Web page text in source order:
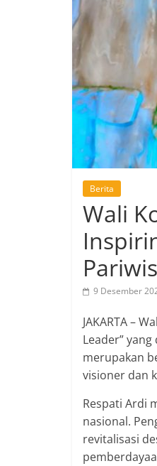
Berita
Wali
9 Desember
JAKARTA –
Leader”
merupakan
visioner dan
Respati Ardi
nasional.
revitalisasi